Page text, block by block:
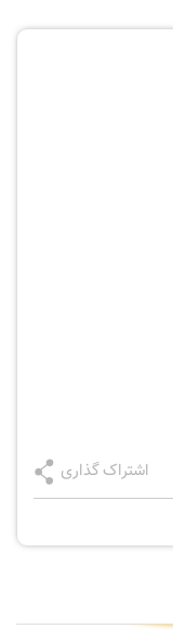
نی، فلوت، سازهای بادی
ارسال سفارش
اشتراک گذاری